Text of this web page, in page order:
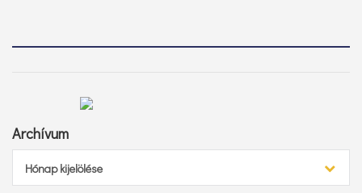
Archívum
Hónap kijelölése